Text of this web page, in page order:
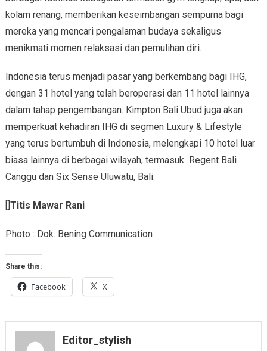
kolam renang, memberikan keseimbangan sempurna bagi
mereka yang mencari pengalaman budaya sekaligus
menikmati momen relaksasi dan pemulihan diri.
Indonesia terus menjadi pasar yang berkembang bagi IHG,
dengan 31 hotel yang telah beroperasi dan 11 hotel lainnya
dalam tahap pengembangan. Kimpton Bali Ubud juga akan
memperkuat kehadiran IHG di segmen Luxury & Lifestyle
yang terus bertumbuh di Indonesia, melengkapi 10 hotel luar
biasa lainnya di berbagai wilayah, termasuk Regent Bali
Canggu dan Six Sense Uluwatu, Bali.
[]Titis Mawar Rani
Photo : Dok. Bening Communication
Share this:
Facebook X
Editor_stylish